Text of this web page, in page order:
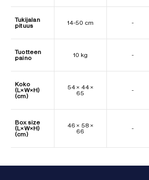
Tukijalan
pituus
14-50 cm -
Tuotteen
paino
10 kg -
Koko
(L×W×H)
(cm)
54 × 44 ×
65
-
Box size
(L×W×H)
(cm)
46 × 58 ×
66
-